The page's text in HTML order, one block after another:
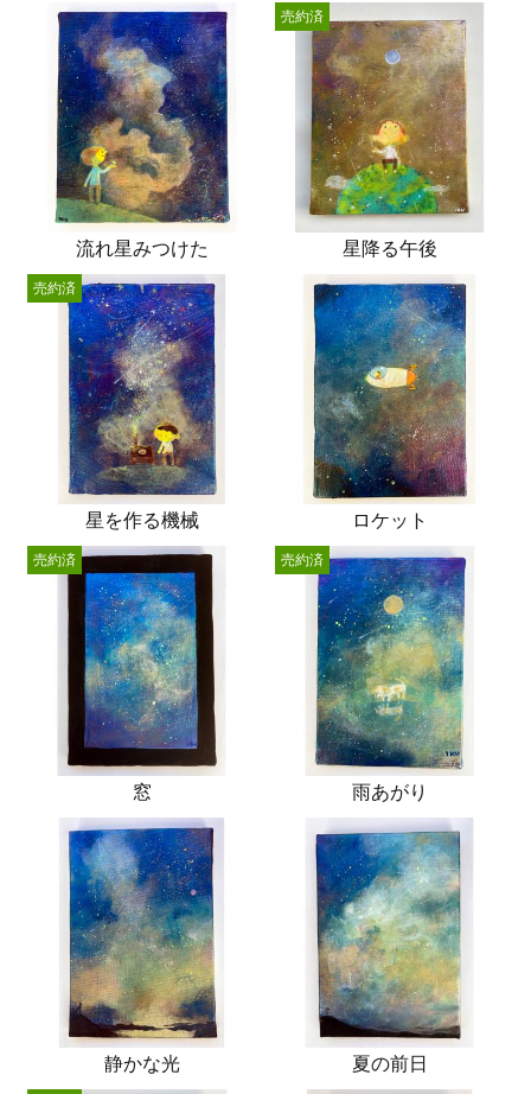
流れ星みつけた 星降る午後
売約済
星を作る機械
売約済
ロケット
窓
売約済
雨あがり
売約済
静かな光 夏の前日